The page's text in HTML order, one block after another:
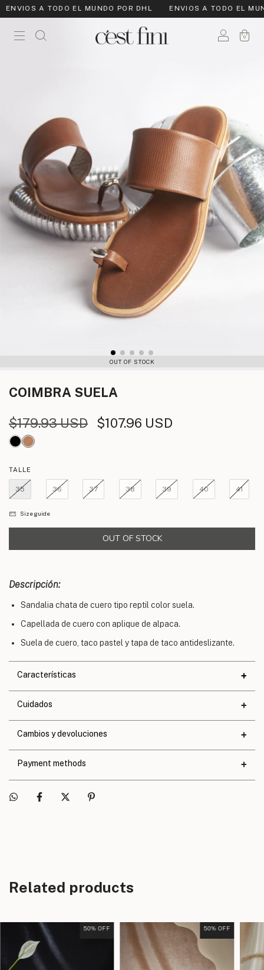
A TODO EL MUNDO POR DHL ENVIOS A TODO EL
0
OUT OF STOCK
COIMBRA
SUELA
$179.93 USD
$107.96 USD
TALLE
35 36 37 38 39 40 41
Size guide
Descripción:
Sandalia chata de cuero tipo reptil color suela.
Capellada de cuero con aplique de alpaca.
Suela de cuero, taco pastel y tapa de taco antideslizante.
Características
Cuero
Altura de taco
1,6 cm.
Altura de base
0,8 cm.
Calce
Cuidados
Cambios y devoluciones
Payment methods
Related products
50% OFF 50% OFF